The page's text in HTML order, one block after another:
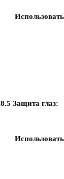
8.5 Защита глаз: